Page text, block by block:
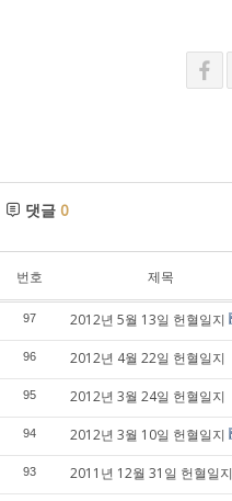
댓글 0
번호 제목
97 2012년 5월 13일 헌혈일지
96 2012년 4월 22일 헌혈일지
95 2012년 3월 24일 헌혈일지
94 2012년 3월 10일 헌혈일지
93 2011년 12월 31일 헌혈일지